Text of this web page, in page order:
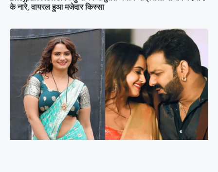
के नारे, वायरल हुआ मजेदार किस्सा